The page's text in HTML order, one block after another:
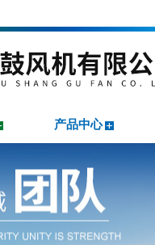
产品中心